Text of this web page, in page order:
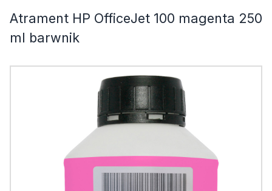
Atrament HP OfficeJet 100 magenta 250
ml barwnik